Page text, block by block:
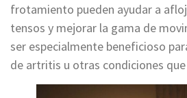
frotamiento pueden ayudar a
tensos y mejorar la gama de
ser especialmente beneficioso
de artritis u otras condiciones